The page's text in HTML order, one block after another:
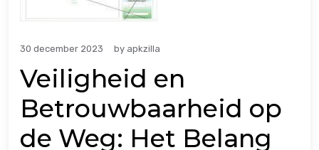
30 december 2023 by apkzilla
Veiligheid en
Betrouwbaarheid op
de Weg: Het Belang